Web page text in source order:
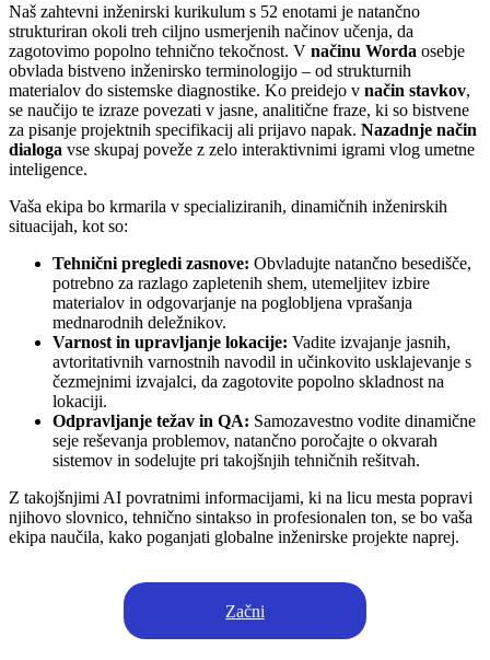
Naš zahtevni inženirski kurikulum s 52 enotami je natančno
strukturiran okoli treh ciljno usmerjenih načinov učenja, da
zagotovimo popolno tehnično tekočnost. V načinu Worda osebje
obvlada bistveno inženirsko terminologijo – od strukturnih
materialov do sistemske diagnostike. Ko preidejo v način stavkov,
se naučijo te izraze povezati v jasne, analitične fraze, ki so bistvene
za pisanje projektnih specifikacij ali prijavo napak. Nazadnje način
dialoga vse skupaj poveže z zelo interaktivnimi igrami vlog umetne
inteligence.
Vaša ekipa bo krmarila v specializiranih, dinamičnih inženirskih
situacijah, kot so:
Tehnični pregledi zasnove: Obvladujte natančno besedišče,
potrebno za razlago zapletenih shem, utemeljitev izbire
materialov in odgovarjanje na poglobljena vprašanja
mednarodnih deležnikov.
Varnost in upravljanje lokacije: Vadite izvajanje jasnih,
avtoritativnih varnostnih navodil in učinkovito usklajevanje s
čezmejnimi izvajalci, da zagotovite popolno skladnost na
lokaciji.
Odpravljanje težav in QA: Samozavestno vodite dinamične
seje reševanja problemov, natančno poročajte o okvarah
sistemov in sodelujte pri takojšnjih tehničnih rešitvah.
Z takojšnjimi AI povratnimi informacijami, ki na licu mesta popravi
njihovo slovnico, tehnično sintakso in profesionalen ton, se bo vaša
ekipa naučila, kako poganjati globalne inženirske projekte naprej.
Začni